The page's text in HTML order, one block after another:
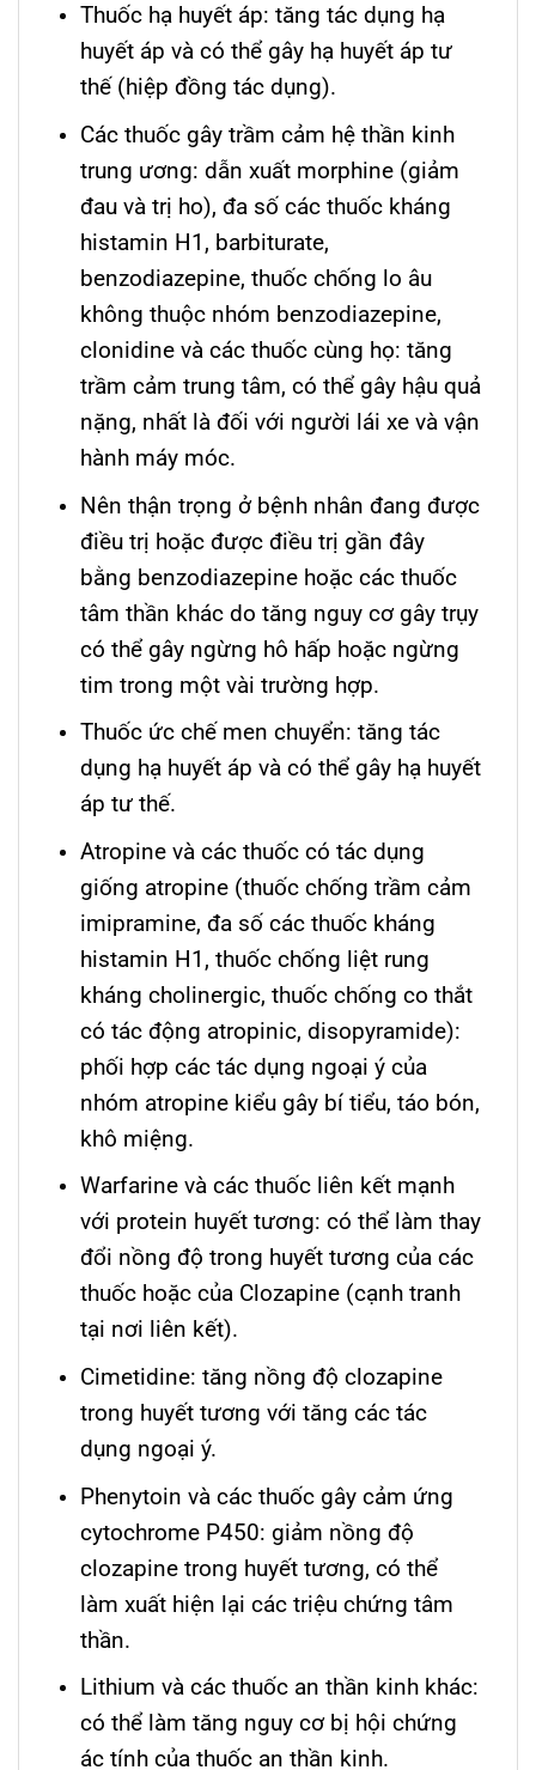
Thuốc hạ huyết áp: tăng tác dụng hạ
huyết áp và có thể gây hạ huyết áp tư
thế (hiệp đồng tác dụng).
Các thuốc gây trầm cảm hệ thần kinh
trung ương: dẫn xuất morphine (giảm
đau và trị ho), đa số các thuốc kháng
histamin H1, barbiturate,
benzodiazepine, thuốc chống lo âu
không thuộc nhóm benzodiazepine,
clonidine và các thuốc cùng họ: tăng
trầm cảm trung tâm, có thể gây hậu quả
nặng, nhất là đối với người lái xe và vận
hành máy móc.
Nên thận trọng ở bệnh nhân đang được
điều trị hoặc được điều trị gần đây
bằng benzodiazepine hoặc các thuốc
tâm thần khác do tăng nguy cơ gây trụy
có thể gây ngừng hô hấp hoặc ngừng
tim trong một vài trường hợp.
Thuốc ức chế men chuyển: tăng tác
dụng hạ huyết áp và có thể gây hạ huyết
áp tư thế.
Atropine và các thuốc có tác dụng
giống atropine (thuốc chống trầm cảm
imipramine, đa số các thuốc kháng
histamin H1, thuốc chống liệt rung
kháng cholinergic, thuốc chống co thắt
có tác động atropinic, disopyramide):
phối hợp các tác dụng ngoại ý của
nhóm atropine kiểu gây bí tiểu, táo bón,
khô miệng.
Warfarine và các thuốc liên kết mạnh
với protein huyết tương: có thể làm thay
đổi nồng độ trong huyết tương của các
thuốc hoặc của Clozapine (cạnh tranh
tại nơi liên kết).
Cimetidine: tăng nồng độ clozapine
trong huyết tương với tăng các tác
dụng ngoại ý.
Phenytoin và các thuốc gây cảm ứng
cytochrome P450: giảm nồng độ
clozapine trong huyết tương, có thể
làm xuất hiện lại các triệu chứng tâm
thần.
Lithium và các thuốc an thần kinh khác:
có thể làm tăng nguy cơ bị hội chứng
ác tính của thuốc an thần kinh.